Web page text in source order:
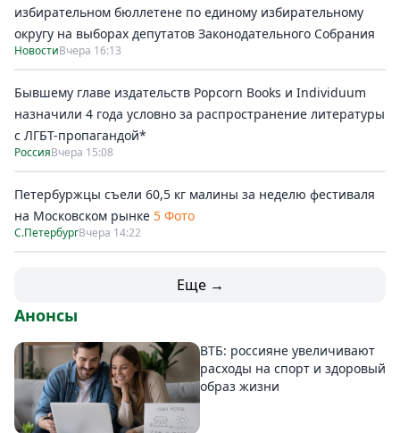
избирательном бюллетене по единому избирательному
округу на выборах депутатов Законодательного Собрания
НовостиВчера 16:13
Бывшему главе издательств Popcorn Books и Individuum
назначили 4 года условно за распространение литературы
с ЛГБТ-пропагандой*
РоссияВчера 15:08
Петербуржцы съели 60,5 кг малины за неделю фестиваля
на Московском рынке 5 Фото
С.ПетербургВчера 14:22
Еще →
Анонсы
ВТБ: россияне увеличивают
расходы на спорт и здоровый
образ жизни